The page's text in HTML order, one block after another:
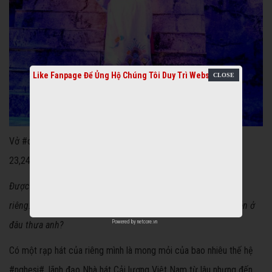
Vở #cailuong# "Vua Phật" sẽ được công diễn vào 3 đêm
23,24,25/11 tại Nhà hát Nghệ thuật Âu Cơ - Hà Nội.
Được biết, Nhà hát Cải lương Việt Nam chưa có rạp biểu diễn
riêng. Vậy khán giả yêu #cailuong# có thể tìm xem các vở diễn ở
đâu thưa anh?
Có một rạp hát của riêng mình là mong mỏi của bao nhiêu thế hệ
Like Fanpage Để Ủng Hộ Chúng Tôi Duy Trì Website
Powered by netcore.vn